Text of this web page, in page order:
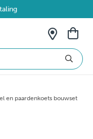
€69 in België
en paardenkoets bouwset